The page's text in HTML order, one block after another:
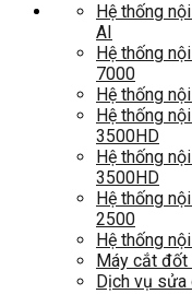
Hệ thống
AI
Hệ thống
7000
Hệ thống
Hệ thống
3500HD
Hệ thống
3500HD
Hệ thống
2500
Hệ thống
Máy cắt
Dịch vụ sửa